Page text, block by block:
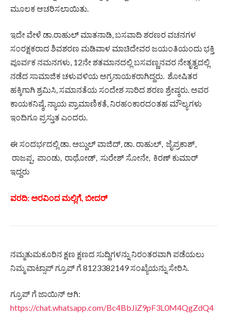
ಮೂಲಕ ಆಚರಿಸಲಾಯಿತು.
ಇದೇ ವೇಳೆ ಡಾ.ರಾಹುಲ್ ಮಾತನಾಡಿ, ಬಸವಾದಿ ಶರಣರ ವಚನಗಳ
ಸಂರಕ್ಷಕರಾದ ಶಿವಶರಣ ಮಡಿವಾಳ ಮಾಚಿದೇವರ ಜಯಂತಿಯಂದು ಭಕ್ತಿ
ಪೂರ್ವಕ ನಮನಗಳು, 12ನೇ ಶತಮಾನದಲ್ಲಿ ಬಸವಣ್ಣನವರ ನೇತೃತ್ವದಲ್ಲಿ
ನಡೆದ ಸಾಮಾಜಿಕ ಚಳುವಳಿಯ ಅಗ್ರನಾಯಕರಾಗಿದ್ದರು. ಶೋಷಿತರ
ಹಕ್ಕಿಗಾಗಿ ಶ್ರಮಿಸಿ, ಸಮಾನತೆಯ ಸಂದೇಶ ಸಾರಿದ ಶರಣ ಶ್ರೇಷ್ಠರು. ಅವರ
ಕಾಯಕನಿಷ್ಠೆ, ನ್ಯಾಯ ಪ್ರಾಮಾಣಿಕತೆ, ನಿರಹಂಕಾರದಂತಹ ಮೌಲ್ಯಗಳು
ಇಂದಿಗೂ ಪ್ರಸ್ತುತ ಎಂದರು.
ಈ ಸಂದರ್ಭದಲ್ಲಿ ಡಾ. ಅಬ್ದುಲ್ ವಾಜಿದ್, ಡಾ. ರಾಹುಲ್, ಜೈಪ್ರಕಾಶ್,
ರಾಜಪ್ಪ, ಪಾಂಡು, ರಾಥೋಡ್, ಸುರೇಶ್ ಸೋನೇ, ಕಿರಣ್ ಕುಮಾರ್
ಇದ್ದರು
ವರದಿ: ಅರವಿಂದ ಮಲ್ಲಿಗೆ, ಬೀದರ್
ನಮ್ಮತುಮಕೂರಿನ ಕ್ಷಣ ಕ್ಷಣದ ಸುದ್ದಿಗಳನ್ನು ನಿರಂತರವಾಗಿ ಪಡೆಯಲು
ನಿಮ್ಮ ವಾಟ್ಸಾಪ್ ಗ್ರೂಪ್ ಗೆ 8123382149 ಸಂಖ್ಯೆಯನ್ನು ಸೇರಿಸಿ.
ಗ್ರೂಪ್ ಗೆ ಜಾಯಿನ್ ಆಗಿ:
https://chat.whatsapp.com/Bc4BbJiZ9pF3L0M4QgZdQ4